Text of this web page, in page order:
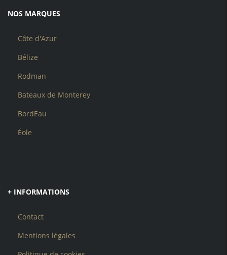
NOS MARQUES
Côte d'Azur
Bélize
Rodman
Bateaux de Monterey
BordEau
Éole
+ INFORMATIONS
Contact
Mentions légales